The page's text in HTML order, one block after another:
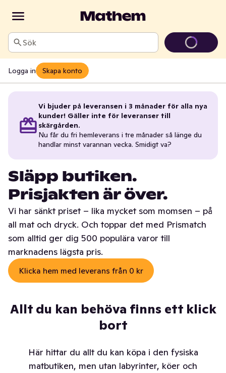
Sök
Logga in Skapa konto
Vi bjuder på leveransen i 3 månader för alla nya
kunder! Gäller inte för leveranser till
skärgården.
Nu får du fri hemleverans i tre månader så länge du
handlar minst varannan vecka. Smidigt va?
Släpp butiken.
Prisjakten är över.
Vi har sänkt priset – lika mycket som momsen – på
all mat och dryck. Och toppar det med Prismatch
som alltid ger dig 500 populära varor till
marknadens lägsta pris.
Klicka hem med leverans från 0 kr
Allt du kan behöva finns ett klick
bort
Här hittar du allt du kan köpa i den fysiska
matbutiken, men utan labyrinter, köer och